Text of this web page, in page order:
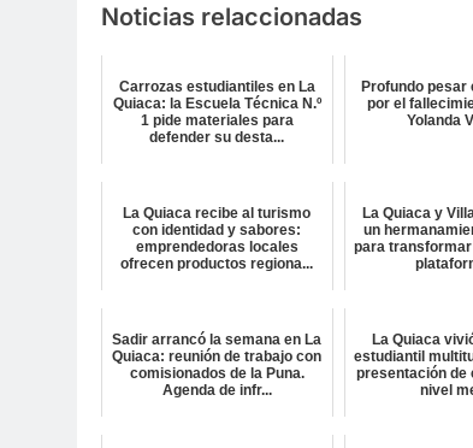
Noticias relaccionadas
Carrozas estudiantiles en La
Quiaca: la Escuela Técnica N.º
1 pide materiales para
defender su desta...
Profundo pesar
por el
Yolanda
La Quiaca recibe al turismo
con identidad y sabores:
emprendedoras locales
ofrecen productos regiona...
La Quiaca y
un
para
Sadir arrancó la semana en La
Quiaca: reunión de trabajo con
comisionados de la Puna.
Agenda de infr...
La Quiaca
estudiantil
presentación de
nivel